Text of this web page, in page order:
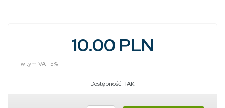
10.00 PLN
w tym VAT 5%
Dostępność: TAK